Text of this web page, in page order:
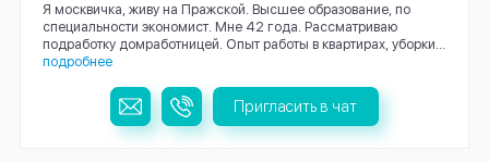
Я москвичка, живу на Пражской. Высшее образование, по
специальности экономист. Мне 42 года. Рассматриваю
подработку домработницей. Опыт рaботы в квартирах, уборки...
подробнее
Пригласить в чат